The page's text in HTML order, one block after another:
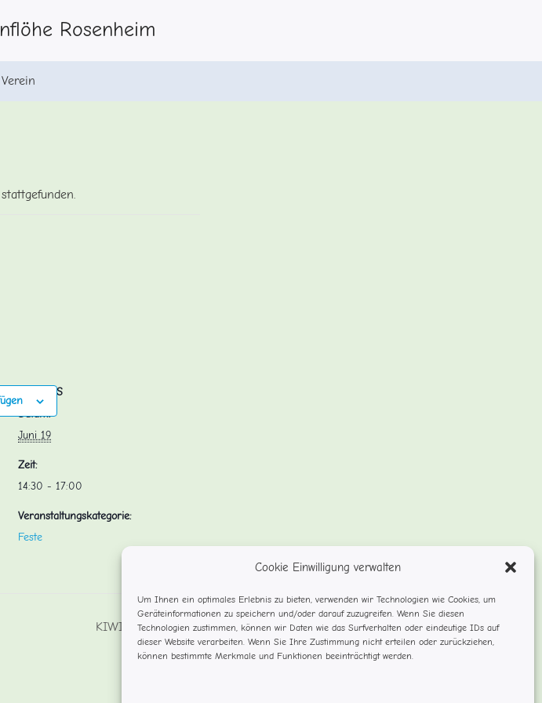
Cookie Einwilligung verwalten
Um Ihnen ein optimales Erlebnis zu bieten, verwenden wir Technologien wie Cookies, um
Geräteinformationen zu speichern und/oder darauf zuzugreifen. Wenn Sie diesen
Technologien zustimmen, können wir Daten wie das Surfverhalten oder eindeutige IDs auf
dieser Website verarbeiten. Wenn Sie Ihre Zustimmung nicht erteilen oder zurückziehen,
können bestimmte Merkmale und Funktionen beeinträchtigt werden.
Rosenheim
Verein
DETAILS
Datum:
Juni 19
Zeit:
14:30 - 17:00
Veranstaltungskategorie:
Feste
KIWIDU Ausflug